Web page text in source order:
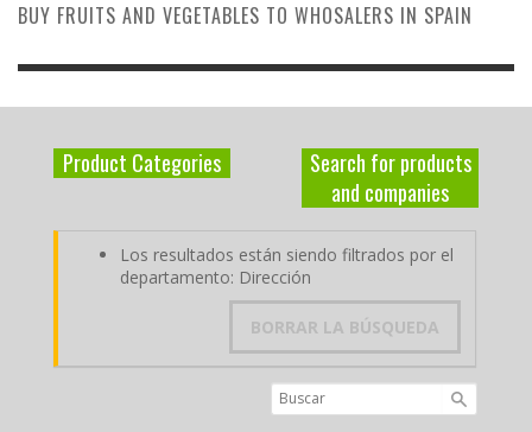
BUY FRUITS AND VEGETABLES TO WHOSALERS IN SPAIN
Product Categories
Search for products
and companies
Los resultados están siendo filtrados por el
departamento: Dirección
BORRAR LA BÚSQUEDA